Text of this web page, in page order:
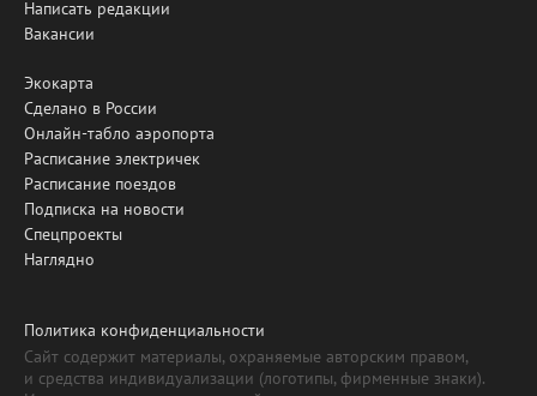
Написать редакции
Вакансии
Экокарта
Сделано в России
Онлайн-табло аэропорта
Расписание электричек
Расписание поездов
Подписка на новости
Спецпроекты
Наглядно
Политика конфиденциальности
Сайт содержит материалы, охраняемые авторским правом,
и средства индивидуализации (логотипы, фирменные знаки).